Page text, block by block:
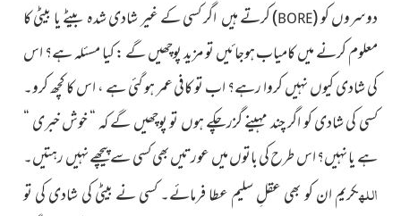
دوسروںکو(
BORE
)کرتےہیں اگر کسی کے غیر شادی شدہ بیٹے یا بیٹی کا
معلوم کرنے میں کامیاب ہوجائیں تو مزید پوچھیں گے : کیا مسئلہ ہے؟ اس
کی شادی کیوں نہیں کروا رہے؟ اب تو کافی عمر ہو گئی ہے ، اس کا کچھ کرو۔
کسی کی شادی کو اگر چند مہینے گزرچکے ہوں تو پوچھیں گے کہ “ خوش خبری “
ہے یا نہیں؟ اس طرح کی باتوں میں عورتیں بھی کسی سے پیچھے نہیں رہتیں۔
اللہکریم ان کو بھی عقلِ سلیم عطا فرمائے۔ کسی نے بیٹی کی شادی کی تو